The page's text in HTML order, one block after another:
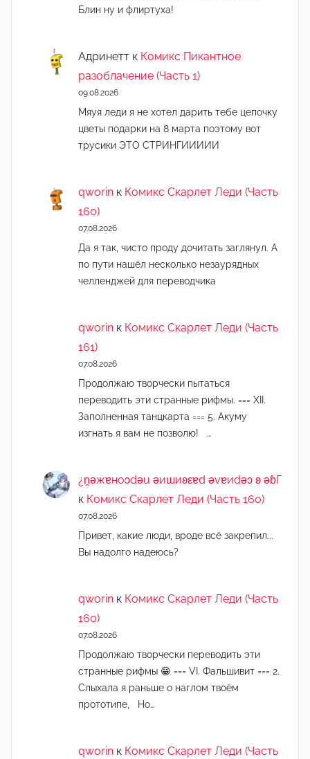
Блин ну и флиртуха!
Адринетт к Комикс Пикантное
разоблачение (Часть 1)
09.08.2026
Мяуя леди я не хотел дарить тебе цепочку
цветы подарки на 8 марта поэтому вот
трусики ЭТО СТРИНГИИИИИ
qworin к Комикс Скарлет Леди (Часть
160)
07.08.2026
Да я так, чисто проду дочитать заглянул. А
по пути нашёл несколько незаурядных
челленджей для переводчика
qworin к Комикс Скарлет Леди (Часть
161)
07.08.2026
Продолжаю творчески пытаться
переводить эти странные рифмы. === XII.
Заполненная танцкарта === 5. Акуму
изгнать я вам не позволю! …
¿n̯ǝжɐноɔdǝu ǝиɯиʚεɐd ǝvɐиdǝɔ ʚ ǝɓГ
к Комикс Скарлет Леди (Часть 160)
07.08.2026
Привет, какие люди, вроде всё закрепил...
Вы надолго надеюсь?
qworin к Комикс Скарлет Леди (Часть
160)
07.08.2026
Продолжаю творчески переводить эти
странные рифмы 😁 === VI. Фальшивит === 2.
Слыхала я раньше о наглом твоём
прототипе, Но…
qworin к Комикс Скарлет Леди (Часть